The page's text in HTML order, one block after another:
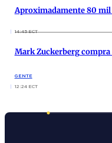
Aproximadamente 80 mil
14:45 ECT
Mark Zuckerberg
GENTE
12:24 ECT